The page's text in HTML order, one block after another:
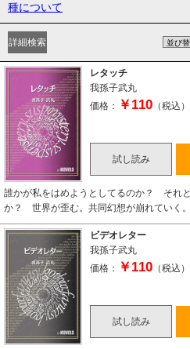
種について
レタッチ
我孫子武丸
価格：
￥110 （税込）
試し読み
誰かが私をはめようとしてるのか？ それ
か？ 世界が歪む。共同幻想が崩れていく。
ビデオレター
我孫子武丸
価格：
￥110 （税込）
試し読み